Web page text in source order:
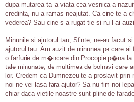
dupa mutarea ta la viata cea vesnica a
credinta, nu a ramas neajutat. Ca cine te-a
vederea? Sau cine s-a rugat tie si nu l-ai
Minunile si ajutorul tau, Sfinte, ne-au facut
ajutorul tau. Am auzit de minunea pe care
o farfurie de m�ncare din Procopie p�na la
tale minunate, de multimea de bolnavi care
lor. Credem ca Dumnezeu te-a proslavit prin
noi ne vei lasa fara ajutor? Sa nu fim noi
chiar daca vietile noastre sunt pline de